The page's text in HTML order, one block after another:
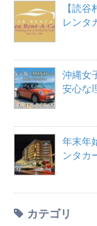
【読
レンタ
沖縄女
安心な
年末年
ンタカ
カテゴリ